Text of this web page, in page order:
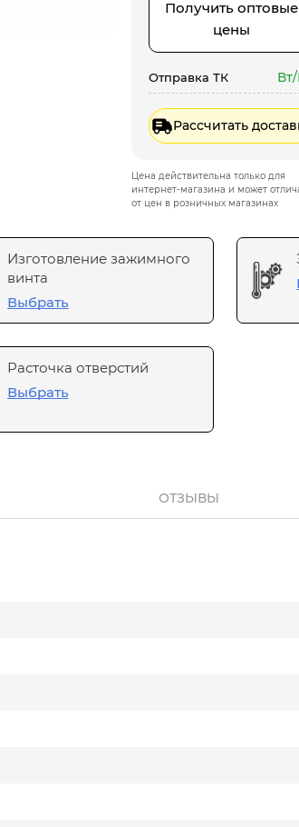
Получить оптовые
цены
Отправка ТК
Рассчитать
Цена действительна только для
интернет-магазина и может
от цен в розничных магазинах
Изготовление зажимного
винта
Выбрать
Расточка отверстий
Выбрать
ОТЗЫВЫ